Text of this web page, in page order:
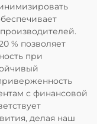
% позволяет
при
с финансовой
делая наш